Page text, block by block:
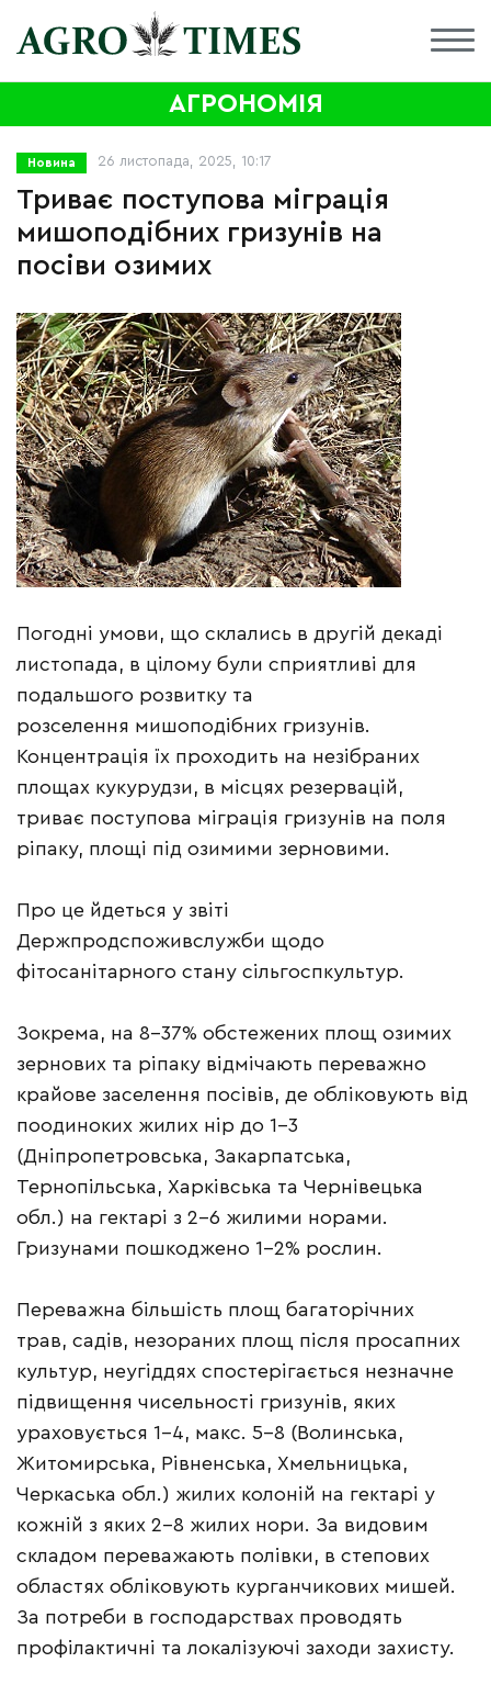
АГРОНОМІЯ
Новина 26 листопада, 2025, 10:17
Триває поступова міграція
мишоподібних гризунів на
посіви озимих
Погодні умови, що склались в другій декаді
листопада, в цілому були сприятливі для
подальшого розвитку та
розселення мишоподібних гризунів.
Концентрація їх проходить на незібраних
площах кукурудзи, в місцях резервацій,
триває поступова міграція гризунів на поля
ріпаку, площі під озимими зерновими.
Про це йдеться у звіті
Держпродспоживслужби щодо
фітосанітарного стану сільгоспкультур.
Зокрема, на 8-37% обстежених площ озимих
зернових та ріпаку відмічають переважно
крайове заселення посівів, де обліковують від
поодиноких жилих нір до 1-3
(Дніпропетровська, Закарпатська,
Тернопільська, Харківська та Чернівецька
обл.) на гектарі з 2-6 жилими норами.
Гризунами пошкоджено 1-2% рослин.
Переважна більшість площ багаторічних
трав, садів, незораних площ після просапних
культур, неугіддях спостерігається незначне
підвищення чисельності гризунів, яких
ураховується 1-4, макс. 5-8 (Волинська,
Житомирська, Рівненська, Хмельницька,
Черкаська обл.) жилих колоній на гектарі у
кожній з яких 2-8 жилих нори. За видовим
складом переважають полівки, в степових
областях обліковують курганчикових мишей.
За потреби в господарствах проводять
профілактичні та локалізуючі заходи захисту.